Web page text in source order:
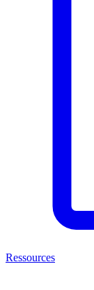
Ressources